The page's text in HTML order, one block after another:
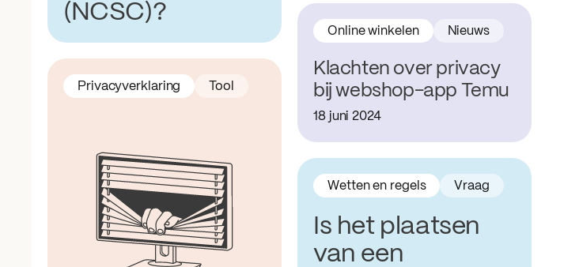
(NCSC)?
Klachten over privacy
bij webshop-app Temu
Online winkelen Nieuws
18 juni 2024
Deze illustratie linkt door naar de privacyverklaring generator
Privacyverklaring Tool
Is het plaatsen
van een
Wetten en regels Vraag